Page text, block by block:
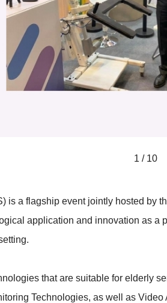
1 / 10
is a flagship event jointly hosted by
application and innovation as
that are suitable for elderly
Technologies, as well as